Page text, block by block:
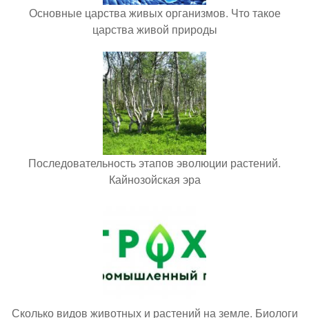
Основные царства живых организмов. Что такое
царства живой природы
Последовательность этапов эволюции растений.
Кайнозойская эра
Сколько видов животных и растений на земле. Биологи